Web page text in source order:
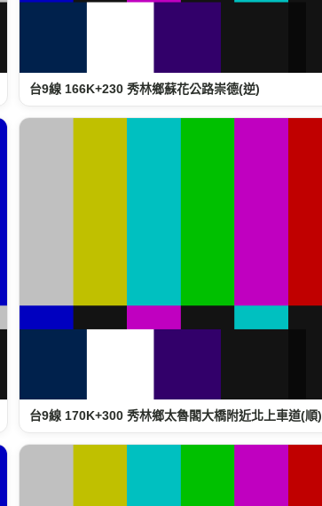
台9線 166K+230 秀林鄉蘇花公路崇德(逆)
台9線 170K+300 秀林鄉太魯閣大橋附近北上車道(順)